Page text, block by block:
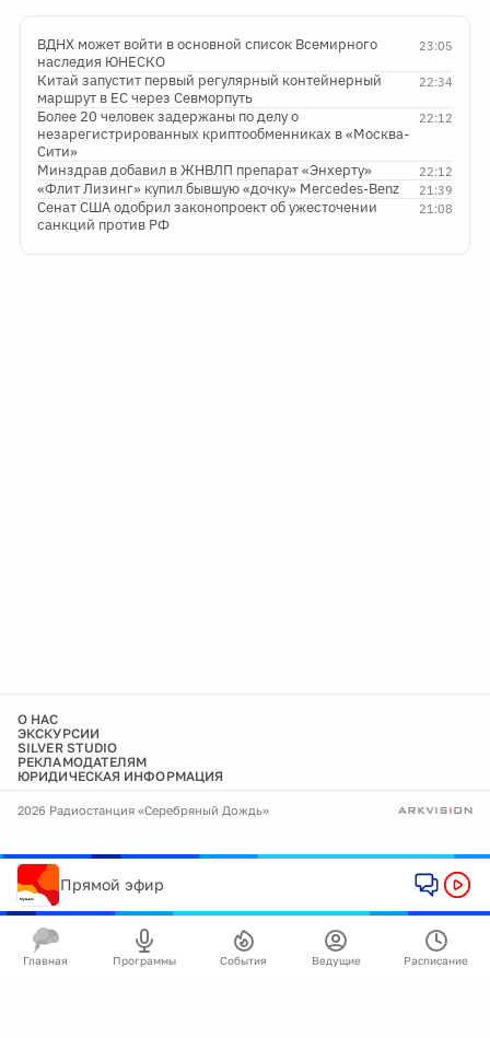
23:05
ВДНХ может войти в основной список Всемирного
наследия ЮНЕСКО
22:34
Китай запустит первый регулярный контейнерный
маршрут в ЕС через Севморпуть
22:12
Более 20 человек задержаны по делу о
незарегистрированных криптообменниках в «Москва-
Сити»
22:12
Минздрав добавил в ЖНВЛП препарат «Энхерту»
21:39
«Флит Лизинг» купил бывшую «дочку» Mercedes-Benz
21:08
Сенат США одобрил законопроект об ужесточении
санкций против РФ
О НАС
ЭКСКУРСИИ
SILVER STUDIO
РЕКЛАМОДАТЕЛЯМ
ЮРИДИЧЕСКАЯ ИНФОРМАЦИЯ
2026 Радиостанция «Серебряный Дождь»
Прямой эфир
Главная Программы События Ведущие Расписание